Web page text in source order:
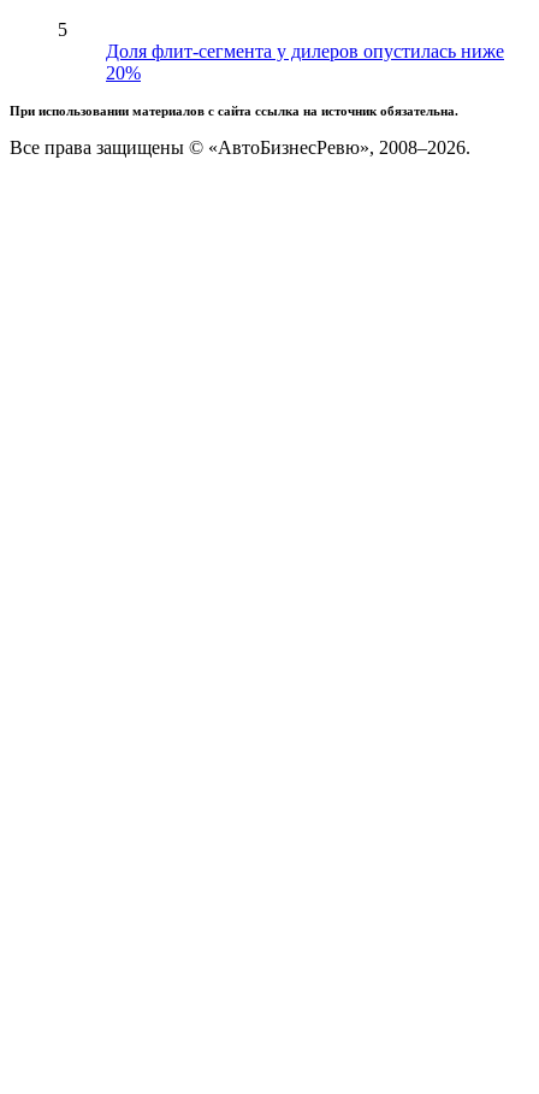
5
Доля флит-сегмента у дилеров опустилась ниже
20%
При использовании материалов с сайта ссылка на источник обязательна.
Все права защищены © «АвтоБизнесРевю», 2008–2026.